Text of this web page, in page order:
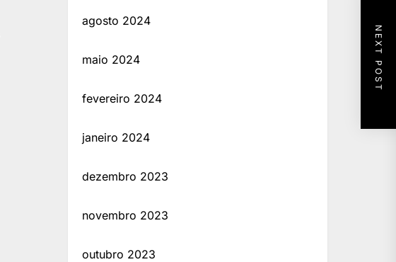
NEXT POST
agosto 2024
maio 2024
fevereiro 2024
janeiro 2024
dezembro 2023
novembro 2023
outubro 2023